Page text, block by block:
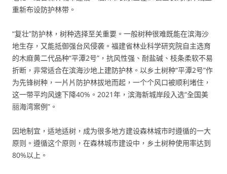
重新布设防护林带。
“复壮”防护林，树种选择至关重要。一般树种很难既能在滨海沙
地生存，又能抵御强台风侵袭。福建省林业科学研究院自主选育
的木麻黄二代品种“平潭2号”，抗风性强、耐盐碱、枝条柔软不易
折断，非常适合在滨海沙地上建防护林。以乡土树种“平潭2号”作
为先锋树种，一片片防护林拔地而起，一个个风口被顺利堵住，
这一带平均风速下降40%。2021年，滨海新城岸段入选“全国美
丽海湾案例”。
因地制宜，适地适树，成为很多地方建设森林城市时遵循的一大
原则。遵循这个原则，在森林城市建设中，乡土树种使用率达到
80%以上。